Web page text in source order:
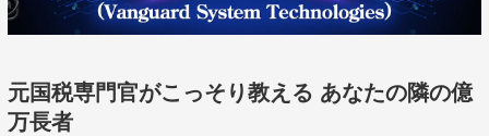
元国税専門官がこっそり教える あなたの隣の億
万長者